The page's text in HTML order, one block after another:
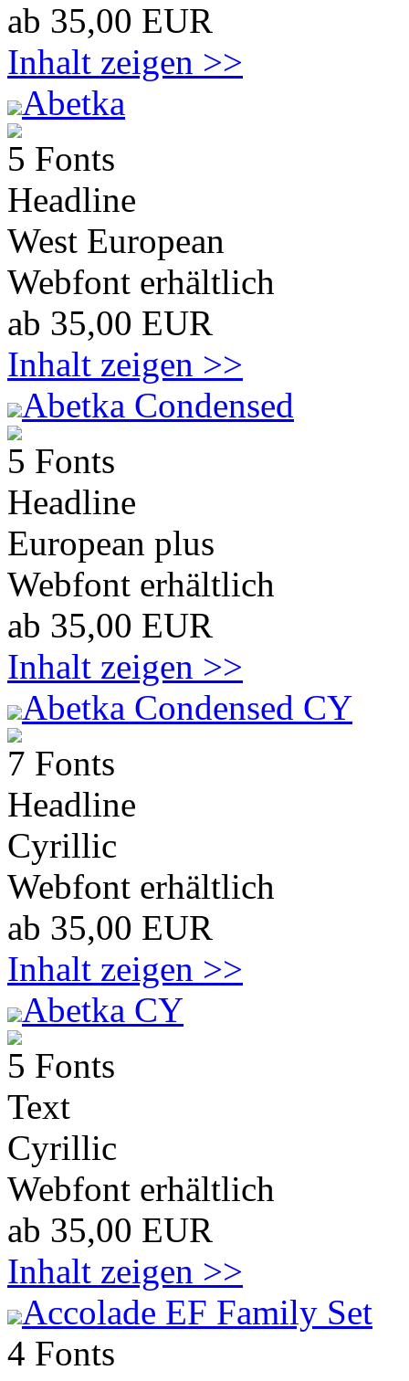
ab 35,00 EUR
Inhalt zeigen >>
Abetka
5 Fonts
Headline
West European
Webfont erhältlich
ab 35,00 EUR
Inhalt zeigen >>
Abetka Condensed
5 Fonts
Headline
European plus
Webfont erhältlich
ab 35,00 EUR
Inhalt zeigen >>
Abetka Condensed CY
7 Fonts
Headline
Cyrillic
Webfont erhältlich
ab 35,00 EUR
Inhalt zeigen >>
Abetka CY
5 Fonts
Text
Cyrillic
Webfont erhältlich
ab 35,00 EUR
Inhalt zeigen >>
Accolade EF Family Set
4 Fonts